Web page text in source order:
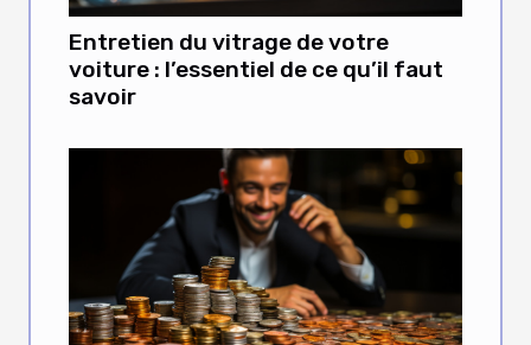
Entretien du vitrage de votre
voiture : l’essentiel de ce qu’il faut
savoir